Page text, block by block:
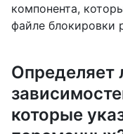
компонента,
файле блокировки
Определяет
которые